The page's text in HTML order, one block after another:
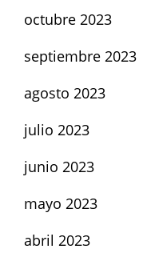
octubre 2023
septiembre 2023
agosto 2023
julio 2023
junio 2023
mayo 2023
abril 2023